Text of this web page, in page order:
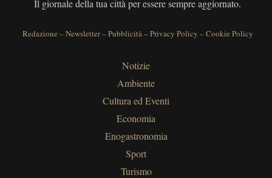
Il giornale della tua città per essere sempre aggiornato.
Redazione –Newsletter–Pubblicità–Privacy Policy –Cookie Policy
Notizie
Ambiente
Cultura ed Eventi
Economia
Enogastronomia
Sport
Turismo